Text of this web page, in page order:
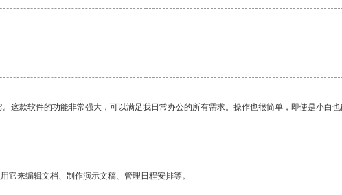
这款软件的功能非常强大，可以满足我日常办公的所有需求。操作也很简单，即使是小白也
它来编辑文档、制作演示文稿、管理日程安排等。